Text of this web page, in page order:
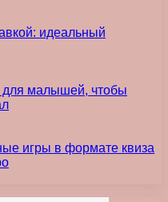
идеальный
для малышей, чтобы
игры в формате квиза